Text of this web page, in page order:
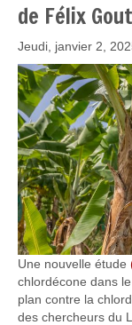
de Félix
Jeudi, janvier 2,
Une nouvelle étude
chlordécone dans
plan contre la
des chercheurs du